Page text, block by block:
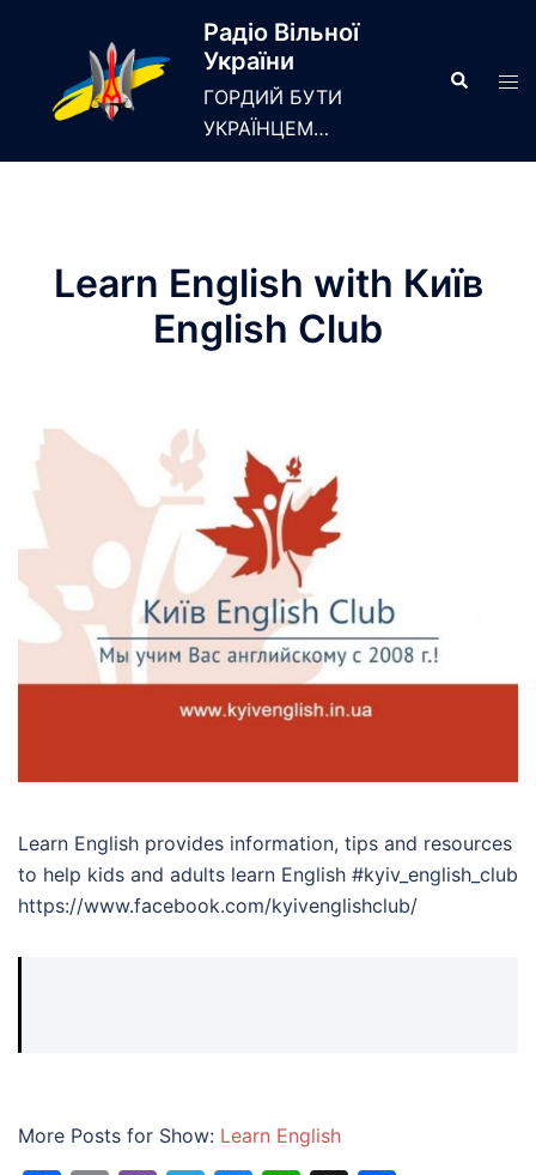
Радіо Вільної
України
ГОРДИЙ БУТИ
УКРАЇНЦЕМ…
Search
Learn English with Київ
English Club
Learn English provides information, tips and resources
to help kids and adults learn English #kyiv_english_club
https://www.facebook.com/kyivenglishclub/
More Posts for Show: Learn English